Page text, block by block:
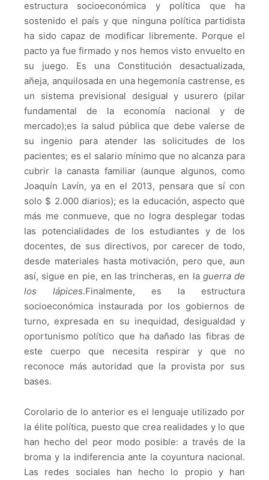
estructura socioeconómica y política que ha
sostenido el país y que ninguna política partidista
ha sido capaz de modificar libremente. Porque el
pacto ya fue firmado y nos hemos visto envuelto en
su juego. Es una Constitución desactualizada,
añeja, anquilosada en una hegemonía castrense, es
un sistema previsional desigual y usurero (pilar
fundamental de la economía nacional y de
mercado);es la salud pública que debe valerse de
su ingenio para atender las solicitudes de los
pacientes; es el salario mínimo que no alcanza para
cubrir la canasta familiar (aunque algunos, como
Joaquín Lavín, ya en el 2013, pensara que sí con
solo $ 2.000 diarios); es la educación, aspecto que
más me conmueve, que no logra desplegar todas
las potencialidades de los estudiantes y de los
docentes, de sus directivos, por carecer de todo,
desde materiales hasta motivación, pero que, aun
así, sigue en pie, en las trincheras, en la guerra de
los lápices.Finalmente, es la estructura
socioeconómica instaurada por los gobiernos de
turno, expresada en su inequidad, desigualdad y
oportunismo político que ha dañado las fibras de
este cuerpo que necesita respirar y que no
reconoce más autoridad que la provista por sus
bases.
Corolario de lo anterior es el lenguaje utilizado por
la élite política, puesto que crea realidades y lo que
han hecho del peor modo posible: a través de la
broma y la indiferencia ante la coyuntura nacional.
Las redes sociales han hecho lo propio y han